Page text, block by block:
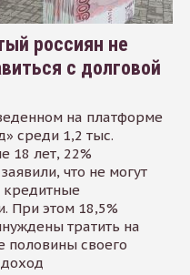
россиян не
с долговой
на платформе
среди 1,2 тыс.
18 лет, 22%
что не могут
кредитные
При этом 18,5%
тратить на
половины своего